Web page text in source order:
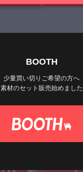
BOOTH
少量買い切りご希望の方へ
素材のセット販売始めました